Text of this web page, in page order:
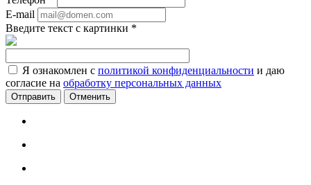
E-mail
Введите текст с картинки *
Я ознакомлен с политикой конфиденциальности и даю
согласие на обработку персональных данных
Отменить